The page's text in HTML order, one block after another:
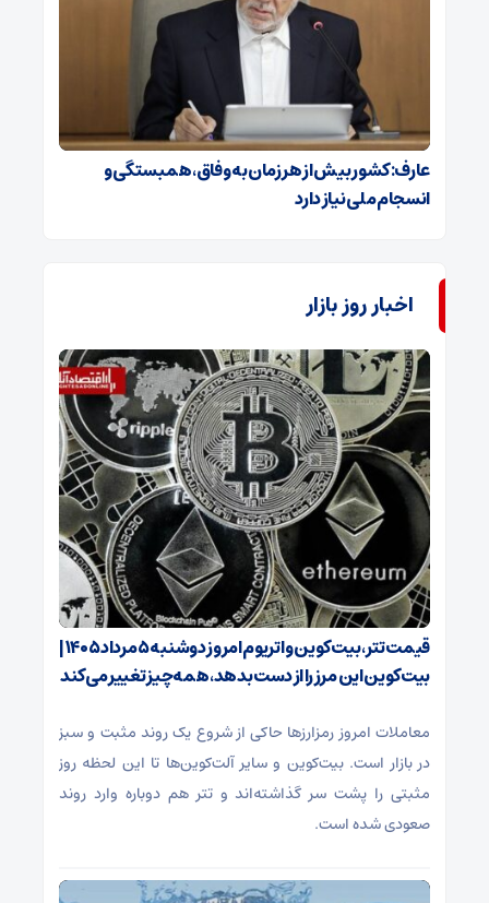
عارف: کشور بیش از هر زمان به وفاق، همبستگی و
انسجام ملی نیاز دارد
اخبار روز بازار
قیمت تتر، بیت‌کوین و اتریوم امروز دوشنبه ۵ مرداد ۱۴۰۵ |
بیت‌کوین این مرز را از دست بدهد، همه‌چیز تغییر می‌کند
معاملات امروز رمزارز‌ها حاکی از شروع یک روند مثبت و سبز
در بازار است. بیت‌کوین و سایر آلت‌کوین‌ها تا این لحظه روز
مثبتی را پشت سر گذاشته‌اند و تتر هم دوباره وارد روند
صعودی شده است.